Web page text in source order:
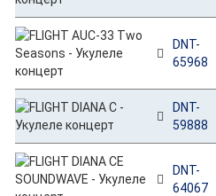
DNT-
65968
DNT-
59888
DNT-
64067